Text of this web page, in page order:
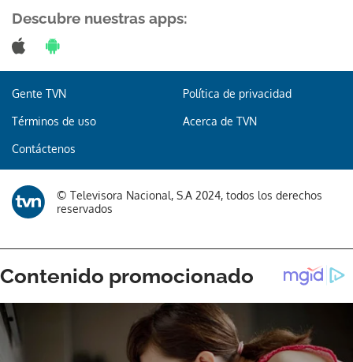
Gracias por suscribirte a nuestro boletín.
Descubre nuestras apps:
Gente TVN Política de privacidad
Términos de uso Acerca de TVN
Contáctenos
© Televisora Nacional, S.A 2024, todos los derechos
reservados